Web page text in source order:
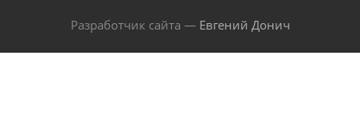
Разработчик сайта — Евгений Донич